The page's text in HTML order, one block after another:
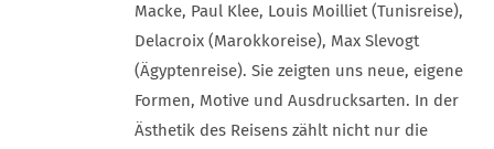
Macke, Paul Klee, Louis Moilliet (Tunisreise),
Delacroix (Marokkoreise), Max Slevogt
(Ägyptenreise). Sie zeigten uns neue, eigene
Formen, Motive und Ausdrucksarten. In der
Ästhetik des Reisens zählt nicht nur die